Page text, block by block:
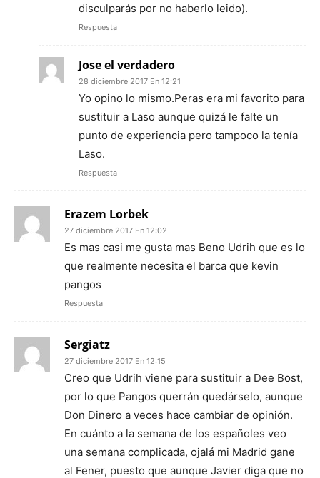
disculparás por no haberlo leido).
Respuesta
Jose el verdadero
28 diciembre 2017 En 12:21
Yo opino lo mismo.Peras era mi favorito para
sustituir a Laso aunque quizá le falte un
punto de experiencia pero tampoco la tenía
Laso.
Respuesta
Erazem Lorbek
27 diciembre 2017 En 12:02
Es mas casi me gusta mas Beno Udrih que es lo
que realmente necesita el barca que kevin
pangos
Respuesta
Sergiatz
27 diciembre 2017 En 12:15
Creo que Udrih viene para sustituir a Dee Bost,
por lo que Pangos querrán quedárselo, aunque
Don Dinero a veces hace cambiar de opinión.
En cuánto a la semana de los españoles veo
una semana complicada, ojalá mi Madrid gane
al Fener, puesto que aunque Javier diga que no